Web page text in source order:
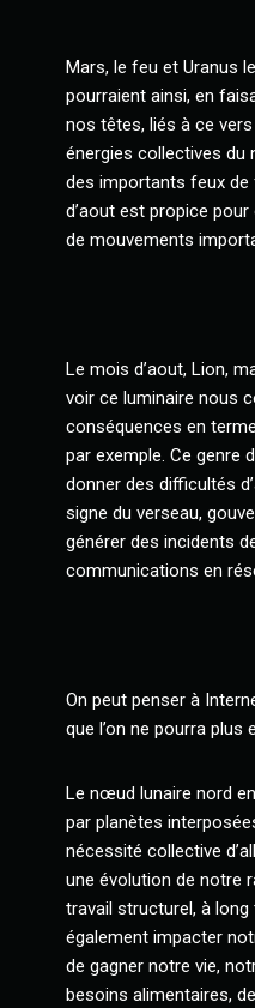
Mars, le feu et Uranus
pourraient ainsi, en
nos têtes, liés à ce
énergies collectives du
des importants feux
d’aout est propice
de mouvements
Le mois d’aout, Lion,
voir ce luminaire nous
conséquences en
par exemple. Ce genre
donner des difficultés
signe du verseau,
générer des incidents
communications en
On peut penser à
que l’on ne pourra plus
Le nœud lunaire nord
par planètes
nécessité collective
une évolution de notre
travail structurel, à
également impacter
de gagner notre vie,
besoins alimentaires,